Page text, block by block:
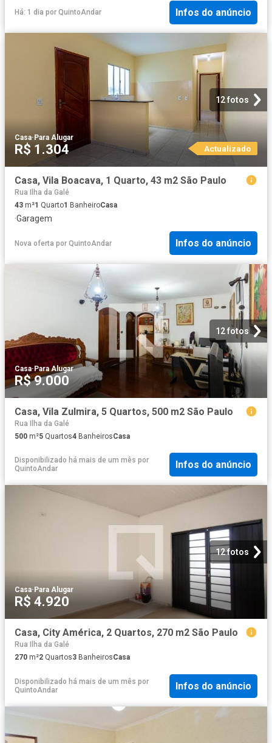
Há: 1 dia por QuintoAndar Infos do anúncio
12 fotos
Casa· Para Alugar
R$ 1.304 Actualizado
Casa, Vila Boacava, 1 Quarto, 43 m2 São Paulo
Rua Ilha da Galé
43 m²1 Quarto1 BanheiroCasa
·Garagem
Nova oferta por QuintoAndar Infos do anúncio
12 fotos
Casa·Para Alugar
R$ 9.000
Casa, Vila Zulmira, 5 Quartos, 500 m2 São Paulo
Rua Ilha da Galé
500 m²5 Quartos4 BanheirosCasa
Disponibilizado há mais de um mês por
QuintoAndar
Infos do anúncio
12 fotos
Casa· Para Alugar
R$ 4.920
Casa, City América, 2 Quartos, 270 m2 São Paulo
Rua Ilha da Galé
270 m²2 Quartos3 BanheirosCasa
Disponibilizado há mais de um mês por
QuintoAndar
Infos do anúncio